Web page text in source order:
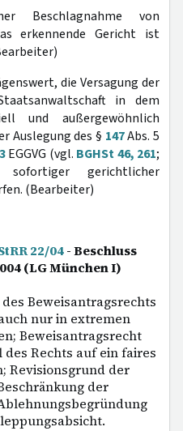
Beschlagnahme von
erkennende Gericht ist
die Versagung der
in dem
und außergewöhnlich
Auslegung des § 147Abs. 5
EGGVG (vgl. BGHSt 46, 261;
gerichtlicher
(Bearbeiter)
22/04- Beschluss
(LG München I)
Beweisantragsrechts
nur in extremen
Beweisantragsrecht
des Rechts auf ein faires
Revisionsgrund der
der